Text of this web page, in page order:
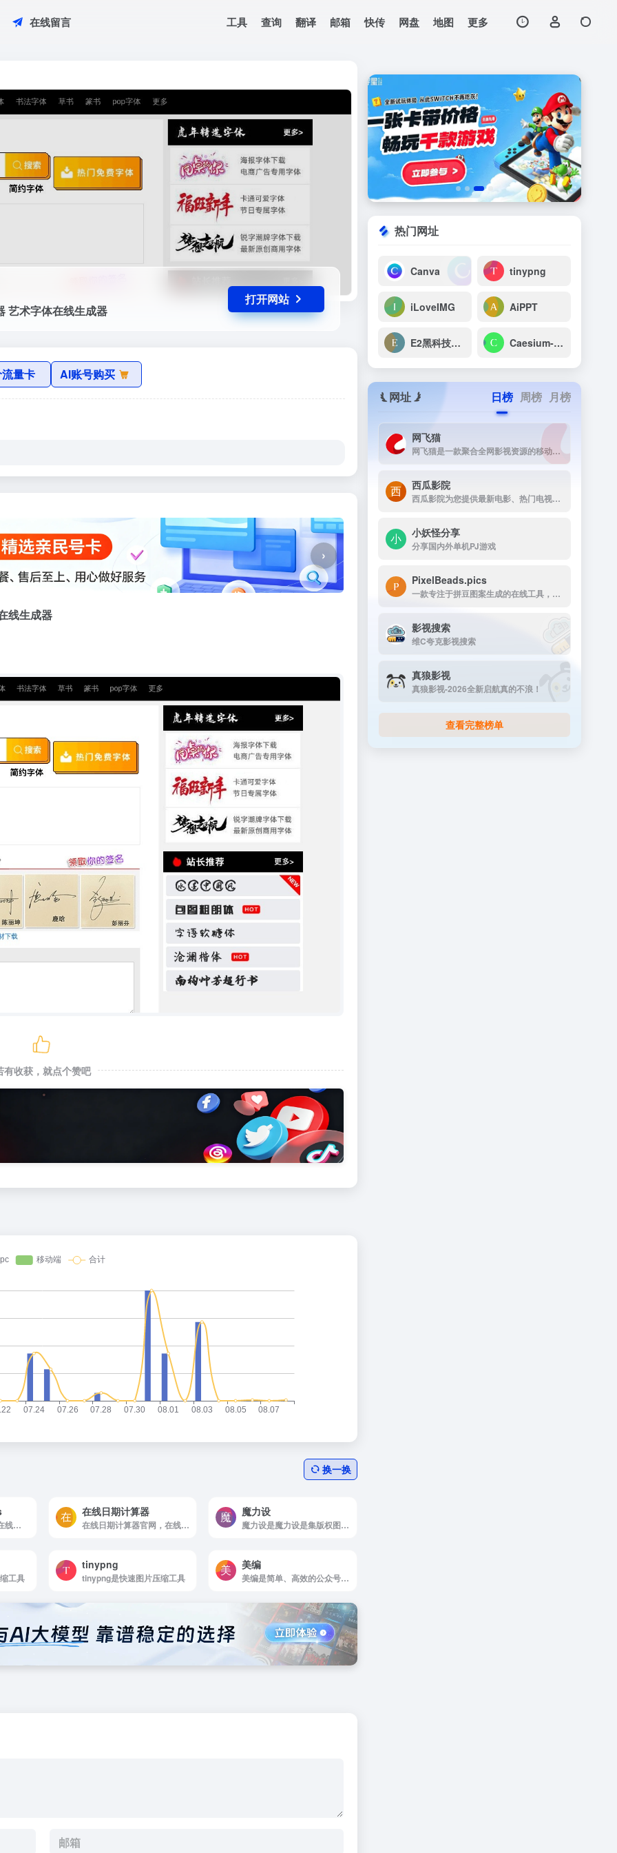
在线留言 工具 查询 翻译 邮箱 快传 网盘 地图 更多
艺术字体在线生成器
打开网站
量卡 AI账号购买
›
线生成器
有收获，就点个赞吧
换一换
Cleanup.pictures是在线去除脏点杂物工具
在线日期计算器
在线日期计算器官网，在线日期计算器 - 计算两个日期之间相隔天数
魔力设
魔力设是魔力设是集版权图库和ps在线设计于一体的找图作图工具。
工具
tinypng
tinypng是快速图片压缩工具
美编
美编是简单、高效的公众号运营工具
热门网址
Canva tinypng
iLoveIMG AiPPT
E2黑科技编辑器 Caesium-在线图片压缩软件
网址 日榜 周榜 月榜
网飞猫
网飞猫是一款聚合全网影视资源的移动端播放应用，主打免费、高画...
西瓜影院
西瓜影院为您提供最新电影、热门电视剧、综艺动漫免费在线观看，高清流畅无广告，海量片源每日更新，打造极致观影体验。
小妖怪分享
分享国内外单机PJ游戏
PixelBeads.pics
一款专注于拼豆图案生成的在线工具，用户只需上传任意照片或图片，即可一键将其像素化为可打印的拼豆图稿。
影视搜索
维C夸克影视搜索
真狼影视
真狼影视-2026全新启航真的不浪！
查看完整榜单